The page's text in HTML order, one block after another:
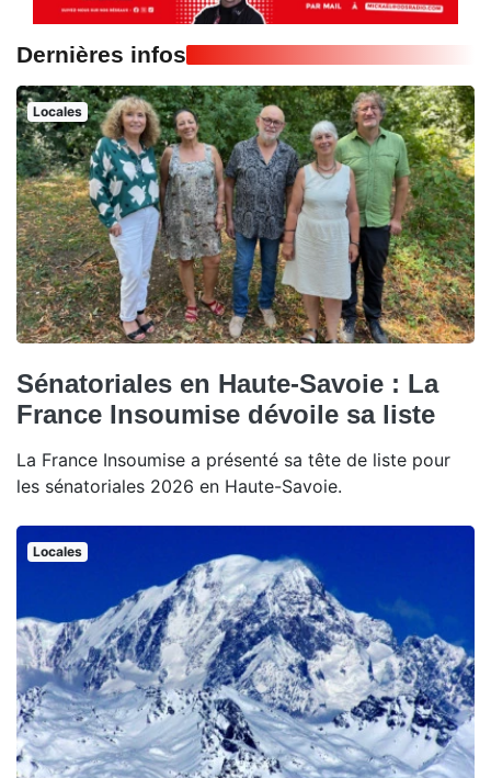
Dernières infos
Locales
Sénatoriales en Haute-Savoie : La
France Insoumise dévoile sa liste
La France Insoumise a présenté sa tête de liste pour
les sénatoriales 2026 en Haute-Savoie.
Locales